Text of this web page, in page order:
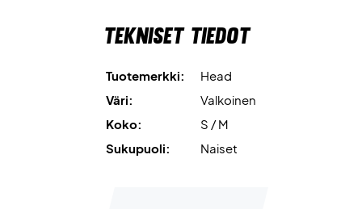
Tekniset tiedot
Tuotemerkki:
Head
Väri:
Valkoinen
Koko:
S / M
Sukupuoli:
Naiset